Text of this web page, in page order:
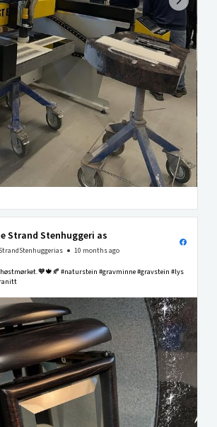
Strand Stenhuggeri as
10 months ago
#naturstein #gravminne #gravstein #lys